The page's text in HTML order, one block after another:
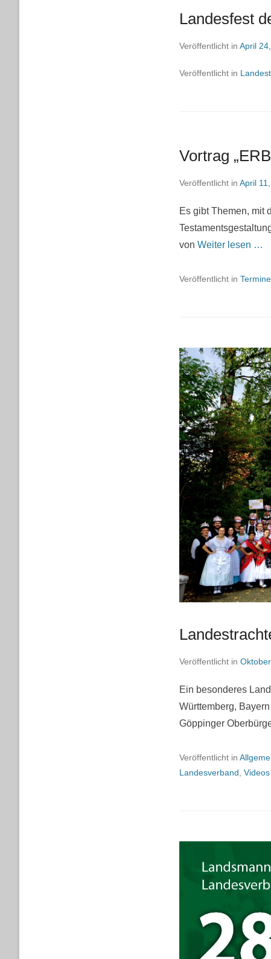
Landesfest
Veröffentlicht in April
Veröffentlicht in
Vortrag
Veröffentlicht in April
Es gibt Themen, mit
von Weiter lesen …
Veröffentlicht in Termine
Veröffentlicht in
Ein besonderes
Württemberg,
Göppinger
Veröffentlicht in
Landesverband Videos